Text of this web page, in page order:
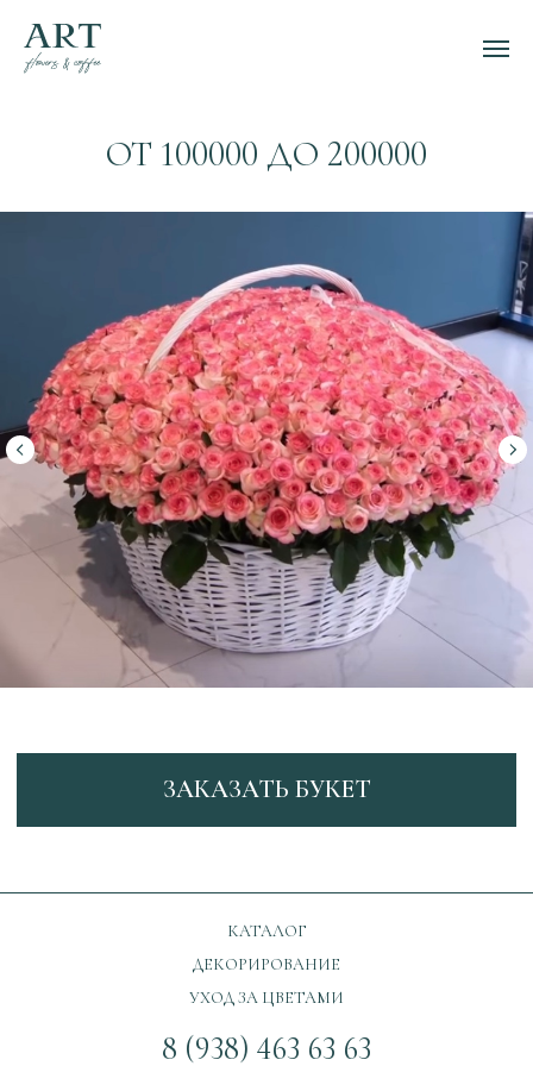
ОТ 100000 ДО 200000
ЗАКАЗАТЬ БУКЕТ
КАТАЛОГ
ДЕКОРИРОВАНИЕ
УХОД ЗА ЦВЕТАМИ
8 (938) 463 63 63